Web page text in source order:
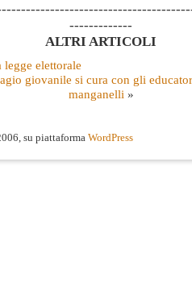
-------------
ALTRI ARTICOLI
legge elettorale
giovanile si cura con gli
manganelli »
su piattaforma WordPress